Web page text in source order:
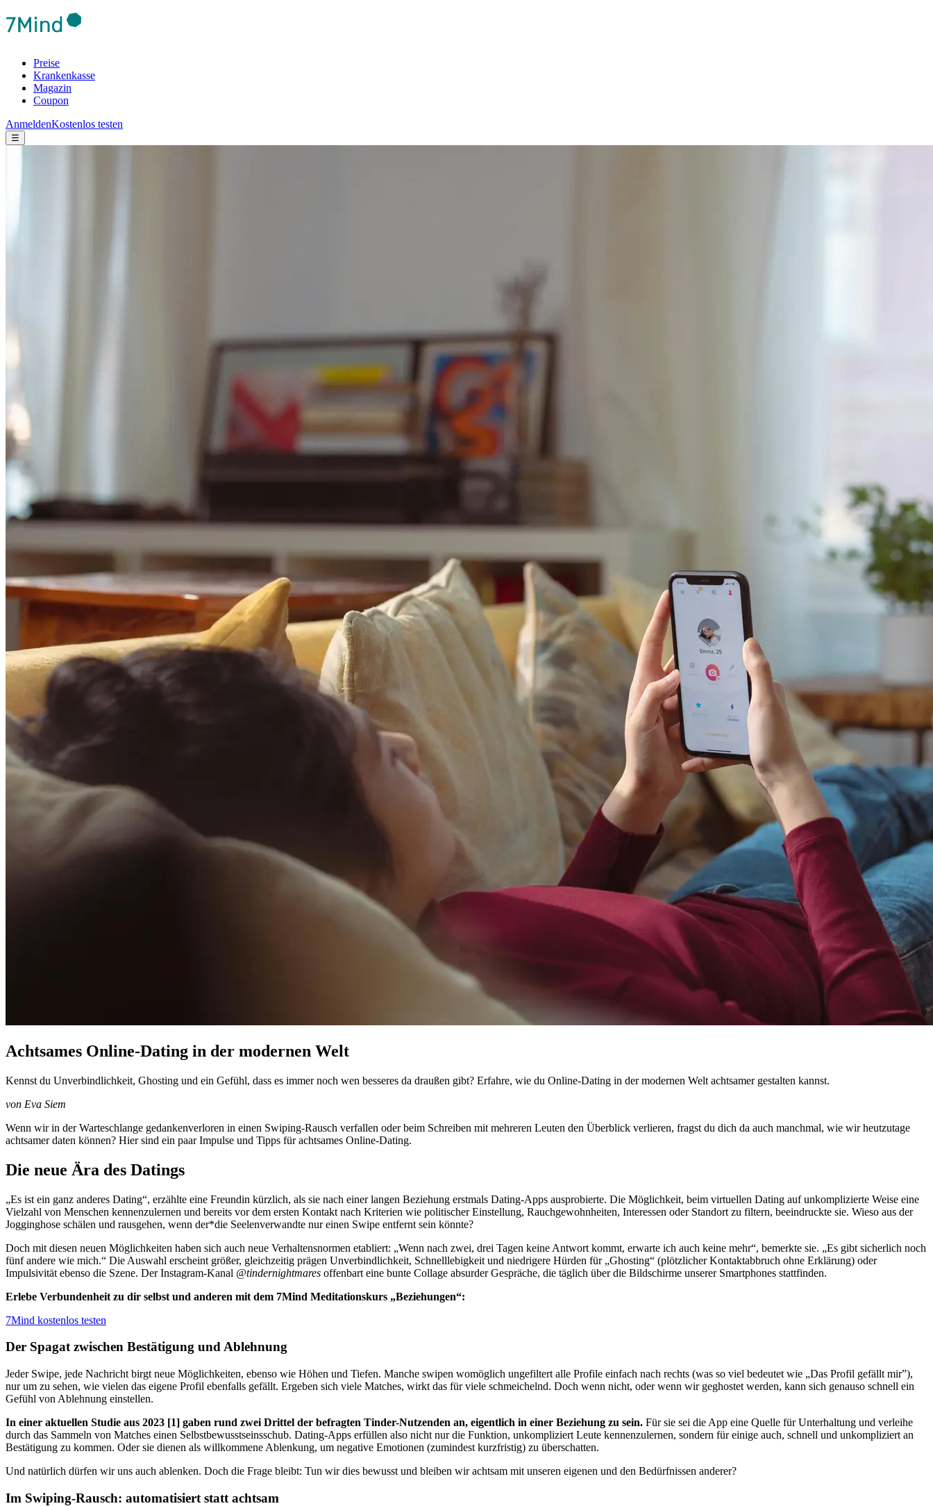
Preise
Krankenkasse
Magazin
Coupon
AnmeldenKostenlos testen
☰
Achtsames Online-Dating in der modernen Welt
Kennst du Unverbindlichkeit, Ghosting und ein Gefühl, dass es immer noch wen besseres da draußen gibt? Erfahre, wie du Online-Dating in der modernen Welt achtsamer gestalten kannst.
von Eva Siem
Wenn wir in der Warteschlange gedankenverloren in einen Swiping-Rausch verfallen oder beim Schreiben mit mehreren Leuten den Überblick verlieren, fragst du dich da auch manchmal, wie wir heutzutage
achtsamer daten können? Hier sind ein paar Impulse und Tipps für achtsames Online-Dating.
Die neue Ära des Datings
„Es ist ein ganz anderes Dating“, erzählte eine Freundin kürzlich, als sie nach einer langen Beziehung erstmals Dating-Apps ausprobierte. Die Möglichkeit, beim virtuellen Dating auf unkomplizierte Weise eine
Vielzahl von Menschen kennenzulernen und bereits vor dem ersten Kontakt nach Kriterien wie politischer Einstellung, Rauchgewohnheiten, Interessen oder Standort zu filtern, beeindruckte sie. Wieso aus der
Jogginghose schälen und rausgehen, wenn der*die Seelenverwandte nur einen Swipe entfernt sein könnte?
Doch mit diesen neuen Möglichkeiten haben sich auch neue Verhaltensnormen etabliert: „Wenn nach zwei, drei Tagen keine Antwort kommt, erwarte ich auch keine mehr“, bemerkte sie. „Es gibt sicherlich noch
fünf andere wie mich.“ Die Auswahl erscheint größer, gleichzeitig prägen Unverbindlichkeit, Schnelllebigkeit und niedrigere Hürden für „Ghosting“ (plötzlicher Kontaktabbruch ohne Erklärung) oder
Impulsivität ebenso die Szene. Der Instagram-Kanal @tindernightmares offenbart eine bunte Collage absurder Gespräche, die täglich über die Bildschirme unserer Smartphones stattfinden.
Erlebe Verbundenheit zu dir selbst und anderen mit dem 7Mind Meditationskurs „Beziehungen“:
7Mind kostenlos testen
Der Spagat zwischen Bestätigung und Ablehnung
Jeder Swipe, jede Nachricht birgt neue Möglichkeiten, ebenso wie Höhen und Tiefen. Manche swipen womöglich ungefiltert alle Profile einfach nach rechts (was so viel bedeutet wie „Das Profil gefällt mir”),
nur um zu sehen, wie vielen das eigene Profil ebenfalls gefällt. Ergeben sich viele Matches, wirkt das für viele schmeichelnd. Doch wenn nicht, oder wenn wir geghostet werden, kann sich genauso schnell ein
Gefühl von Ablehnung einstellen.
In einer aktuellen Studie aus 2023 [1] gaben rund zwei Drittel der befragten Tinder-Nutzenden an, eigentlich in einer Beziehung zu sein. Für sie sei die App eine Quelle für Unterhaltung und verleihe
durch das Sammeln von Matches einen Selbstbewusstseinsschub. Dating-Apps erfüllen also nicht nur die Funktion, unkompliziert Leute kennenzulernen, sondern für einige auch, schnell und unkompliziert an
Bestätigung zu kommen. Oder sie dienen als willkommene Ablenkung, um negative Emotionen (zumindest kurzfristig) zu überschatten.
Und natürlich dürfen wir uns auch ablenken. Doch die Frage bleibt: Tun wir dies bewusst und bleiben wir achtsam mit unseren eigenen und den Bedürfnissen anderer?
Im Swiping-Rausch: automatisiert statt achtsam